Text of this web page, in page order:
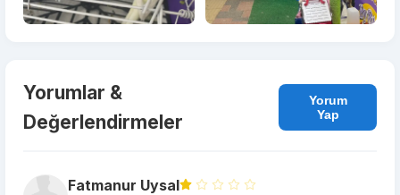
Yorumlar &
Değerlendirmeler
Yorum
Yap
Fatmanur Uysal